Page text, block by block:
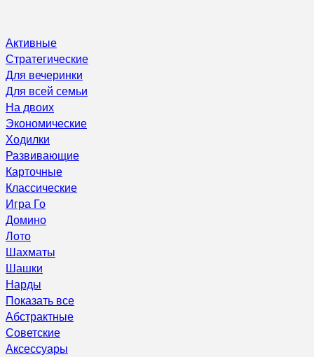
Активные
Стратегические
Для вечеринки
Для всей семьи
На двоих
Экономические
Ходилки
Развивающие
Карточные
Классические
Игра Го
Домино
Лото
Шахматы
Шашки
Нарды
Показать все
Абстрактные
Советские
Аксессуары